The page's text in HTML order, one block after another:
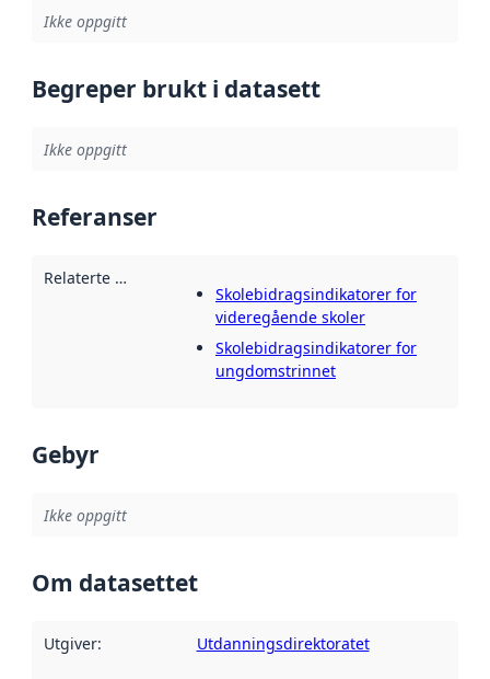
Ikke oppgitt
Begreper brukt i datasett
Ikke oppgitt
Referanser
Relaterte ressurser
Skolebidragsindikatorer for
videregående skoler
Skolebidragsindikatorer for
ungdomstrinnet
Gebyr
Ikke oppgitt
Om datasettet
Utgiver: Utdanningsdirektoratet